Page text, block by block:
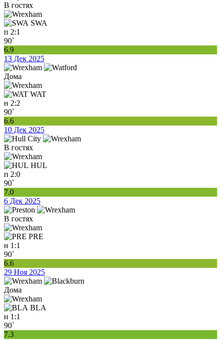
В гостях
SWA
п 2:1
90`
6.9
13 Дек 2025
Дома
WAT
н 2:2
90`
6.6
10 Дек 2025
В гостях
HUL
п 2:0
90`
7.0
6 Дек 2025
В гостях
PRE
н 1:1
90`
6.6
29 Ноя 2025
Дома
BLA
н 1:1
90`
7.3